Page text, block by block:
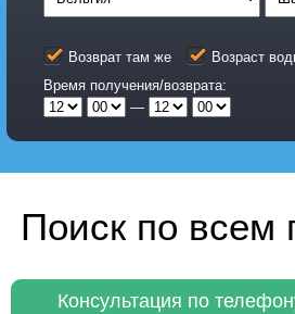
Возврат там же
Возраст
Время получения/возврата:
—
Поиск по всем
Консультация по